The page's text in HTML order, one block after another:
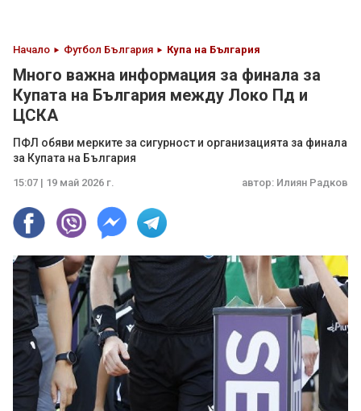
Начало Футбол България Купа на България
Много важна информация за финала за
Купата на България между Локо Пд и
ЦСКА
ПФЛ обяви мерките за сигурност и организацията за финала
за Купата на България
15:07 | 19 май 2026 г. автор: Илиян Радков